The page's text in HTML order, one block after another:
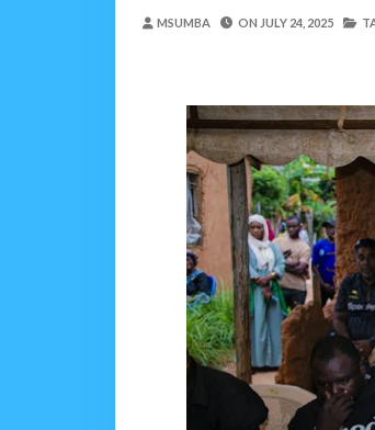
OSCAR
TIRDO
OSCAR
WAKAGUZI WA
Alex Sonna-Aug 05
MSUMBA
MSUMBA ON JULY 24, 2025